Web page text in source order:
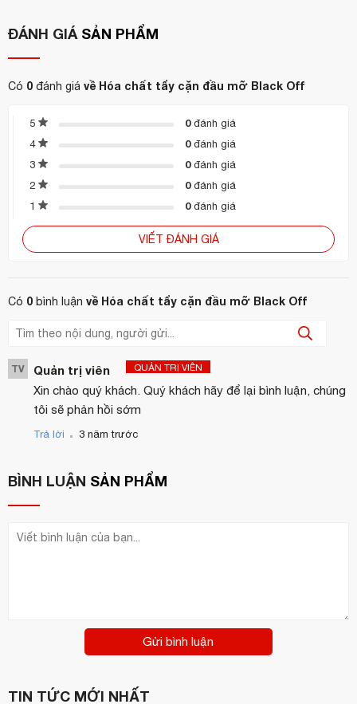
MỸ
Website:
Email:
ĐÁNH GIÁ SẢN PHẨM
Có 0 đánh giá về Hóa chất tẩy cặn đầu mỡ Black Off
5 0đánh giá
4
0đánh giá
3
0đánh giá
2
0đánh giá
1
0đánh giá
VIẾT ĐÁNH GIÁ
Có 0 bình luận về Hóa chất tẩy cặn đầu mỡ Black Off
TV Quản trị viên QUẢN TRỊ VIÊN
Xin chào quý khách. Quý khách hãy để lại bình luận, chúng
tôi sẽ phản hồi sớm
Trả lời . 3 năm trước
BÌNH LUẬN SẢN PHẨM
Gửi bình luận
TIN TỨC MỚI NHẤT